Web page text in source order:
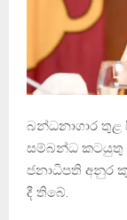
බන්ධනාගාර තුළ
සම්බන්ධ කටයුතු
ජනාධිපති අනුර
දී තිබේ.